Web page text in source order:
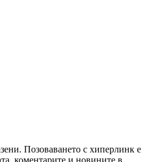
Позоваването с хиперлинк е
коментарите и новините в